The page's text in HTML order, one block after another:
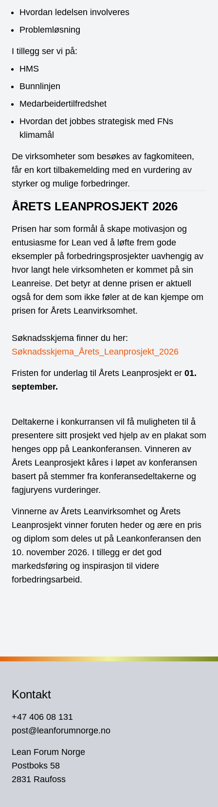
Hvordan ledelsen involveres
Problemløsning
I tillegg ser vi på:
HMS
Bunnlinjen
Medarbeidertilfredshet
Hvordan det jobbes strategisk med FNs
klimamål
De virksomheter som besøkes av fagkomiteen,
får en kort tilbakemelding med en vurdering av
styrker og mulige forbedringer.
ÅRETS LEANPROSJEKT 2026
Prisen har som formål å skape motivasjon og
entusiasme for Lean ved å løfte frem gode
eksempler på forbedringsprosjekter uavhengig av
hvor langt hele virksomheten er kommet på sin
Leanreise. Det betyr at denne prisen er aktuell
også for dem som ikke føler at de kan kjempe om
prisen for Årets Leanvirksomhet.
Søknadsskjema finner du her:
Søknadsskjema_Årets_Leanprosjekt_2026
Fristen for underlag til Årets Leanprosjekt er 01.
september.
Deltakerne i konkurransen vil få muligheten til å
presentere sitt prosjekt ved hjelp av en plakat som
henges opp på Leankonferansen. Vinneren av
Årets Leanprosjekt kåres i løpet av konferansen
basert på stemmer fra konferansedeltakerne og
fagjuryens vurderinger.
Vinnerne av Årets Leanvirksomhet og Årets
Leanprosjekt vinner foruten heder og ære en pris
og diplom som deles ut på Leankonferansen den
10. november 2026. I tillegg er det god
markedsføring og inspirasjon til videre
forbedringsarbeid.
Kontakt
+47 406 08 131
post@leanforumnorge.no
Lean Forum Norge
Postboks 58
2831 Raufoss